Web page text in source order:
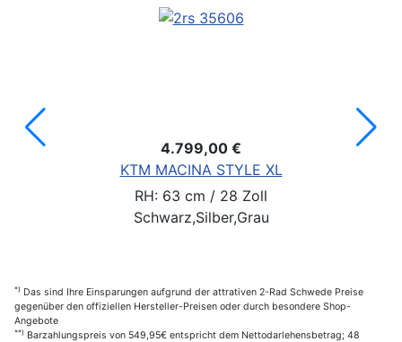
4.799,00 €
KTM MACINA STYLE XL
RH: 63 cm / 28 Zoll
Schwarz,Silber,Grau
*) Das sind Ihre Einsparungen aufgrund der attrativen 2-Rad Schwede Preise
gegenüber den offiziellen Hersteller-Preisen oder durch besondere Shop-
Angebote
**) Barzahlungspreis von 549,95€ entspricht dem Nettodarlehensbetrag; 48